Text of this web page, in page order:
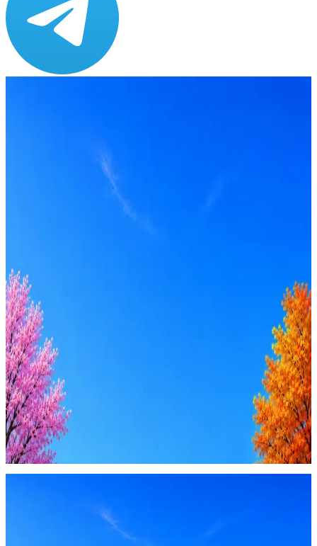
Оффер быстрее с Эйч
Будьте осторожны: если работодатель просит войти через
Google, iCloud или Госуслуги, прислать код или пароль,
запустить ПО или перевести деньги — это мошенники.
Жмите Пожаловаться
Стратегия поиска с AI: рынки, позиции, вилка, каналы